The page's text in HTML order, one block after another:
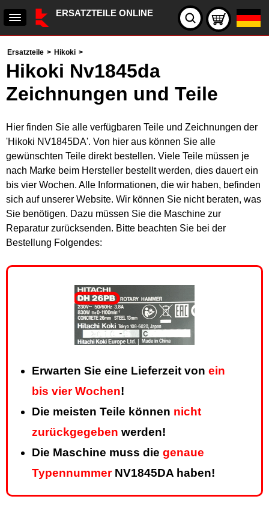
ERSATZTEILE ONLINE
Ersatzteile > Hikoki >
Hikoki Nv1845da
Zeichnungen und Teile
Hier finden Sie alle verfügbaren Teile und Zeichnungen der
'Hikoki NV1845DA'. Von hier aus können Sie alle
gewünschten Teile direkt bestellen. Viele Teile müssen je
nach Marke beim Hersteller bestellt werden, dies dauert ein
bis vier Wochen. Alle Informationen, die wir haben, befinden
sich auf unserer Website. Wir können Sie nicht beraten, was
Sie benötigen. Dazu müssen Sie die Maschine zur
Reparatur zurücksenden. Bitte beachten Sie bei der
Bestellung Folgendes:
Erwarten Sie eine Lieferzeit von ein
bis vier Wochen!
Die meisten Teile können nicht
zurückgegeben werden!
Die Maschine muss die genaue
TypennummerNV1845DA haben!